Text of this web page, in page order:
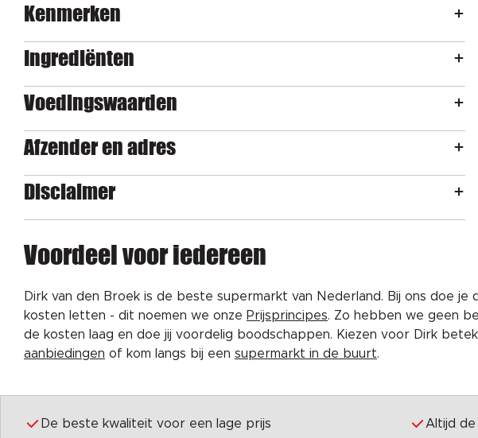
Kenmerken
Ingrediënten
Voedingswaarden
Afzender en adres
Disclaimer
Voordeel voor iedereen
Dirk van den Broek is de beste supermarkt van Nederland. Bij ons doe
kosten letten - dit noemen we onze Prijsprincipes. Zo hebben we geen
de kosten laag en doe jij voordelig boodschappen. Kiezen voor Dirk
aanbiedingen of kom langs bij een supermarkt in de buurt.
De beste kwaliteit voor een lage prijs Altijd